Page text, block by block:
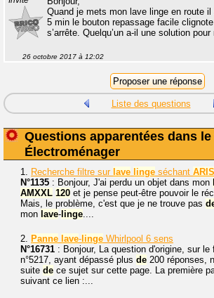
Quand je mets mon lave linge en route il
5 min le bouton repassage facile
s’arrête. Quelqu’un a-il une solution
26 octobre 2017 à 12:02
Liste des questions
Questions apparentées dans
Électroménager
1. Recherche filtre sur lave linge séchant
N°1135 : Bonjour, J'ai perdu un objet dans mon
AMXXL 120 et je pense peut-être pouvoir le
Mais, le problème, c'est que je ne trouve pas
mon lave- linge....
2. Panne lave- linge Whirlpool 6 sens
N°16731 : Bonjour, La question d'origine, sur le
n°5217, ayant dépassé plus de 200 réponses,
suite de ce sujet sur cette page. La première
suivant ce lien :...